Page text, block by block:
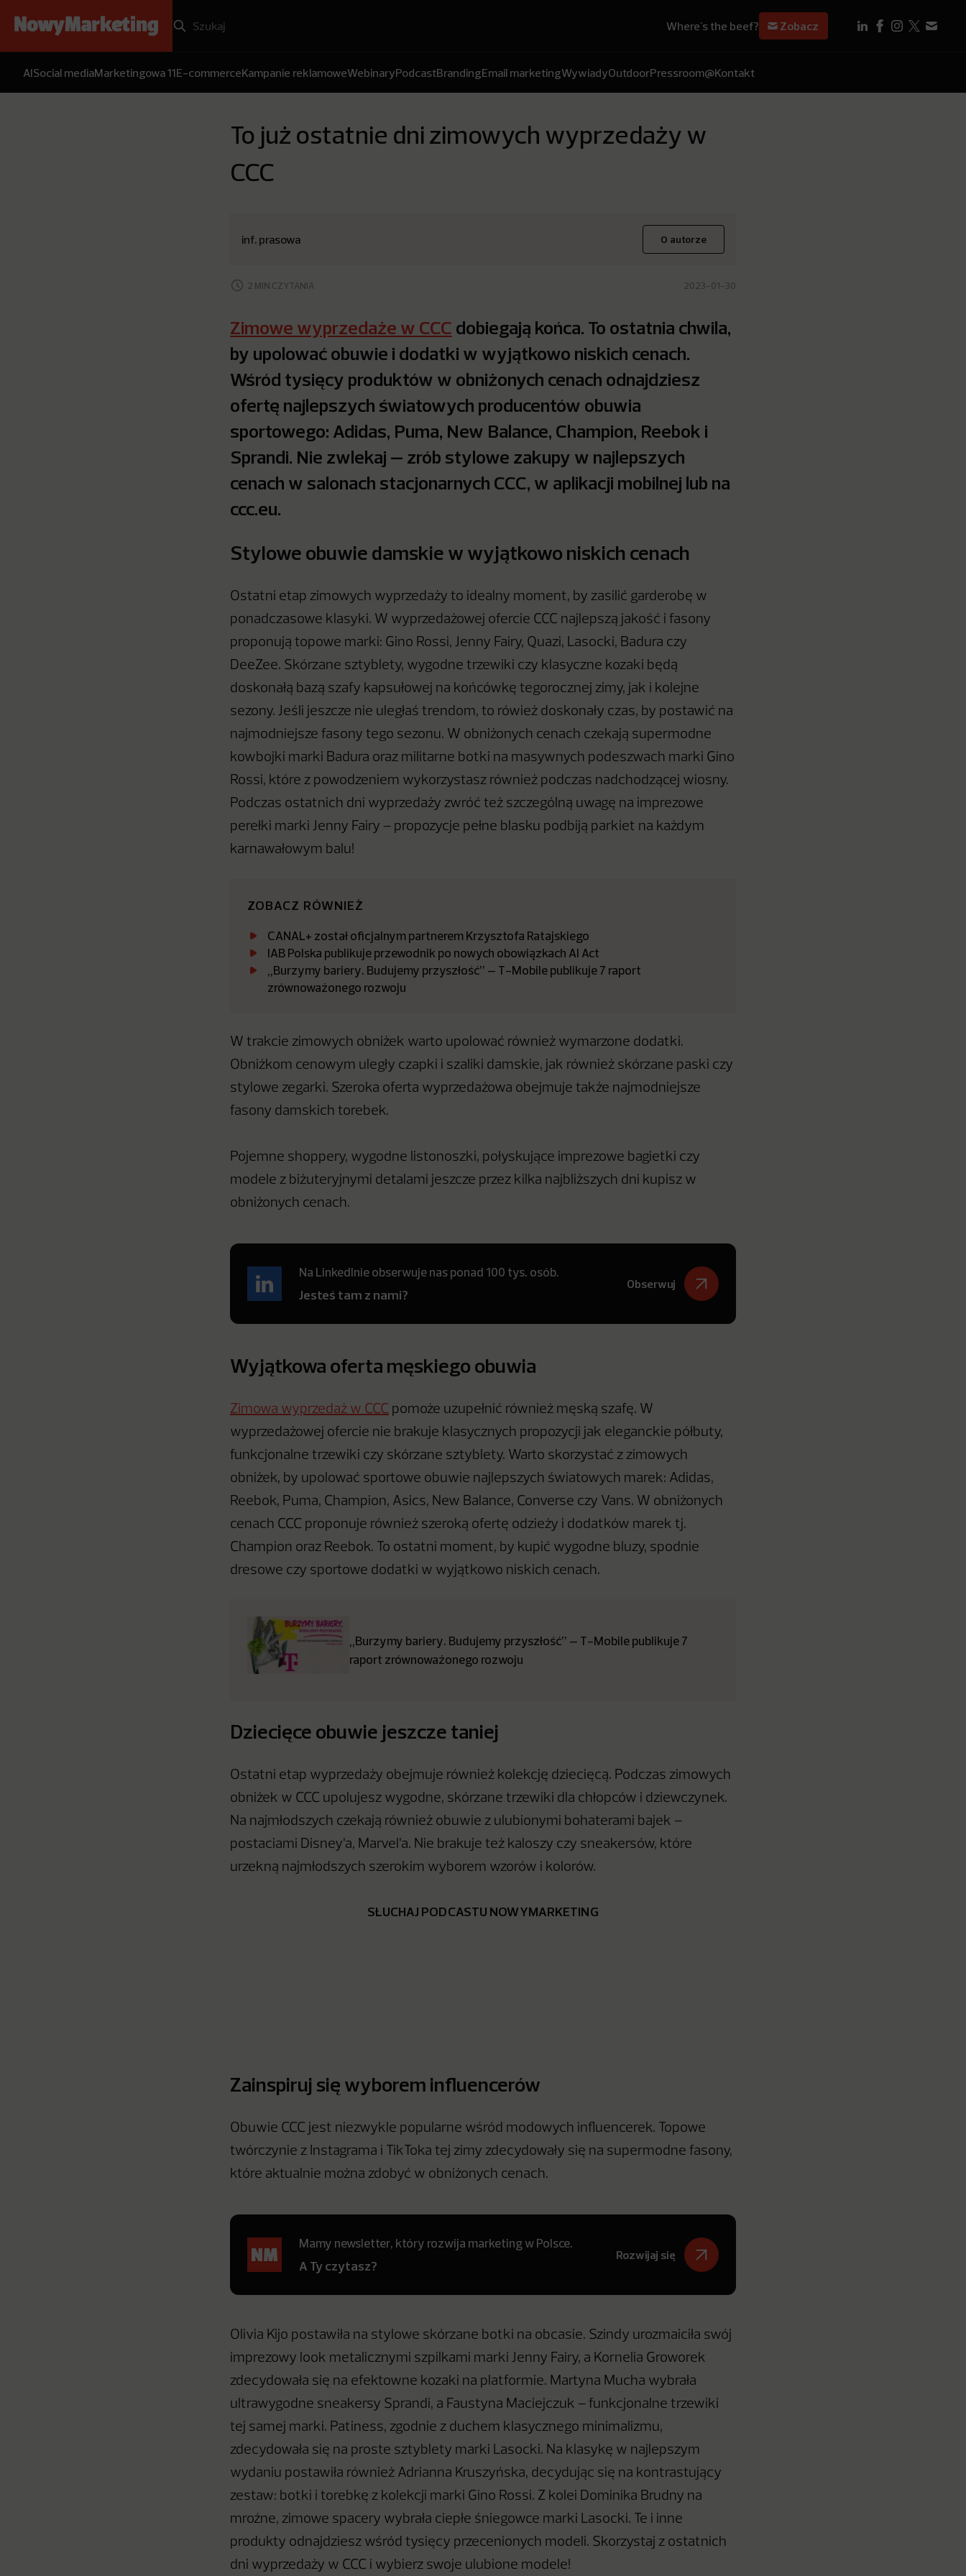
Where's the beef? Zobacz
AISocial mediaMarketingowa 11E-commerceKampanie reklamoweWebinaryPodcastBrandingEmail marketingWywiadyOutdoorPressroom@Kontakt
To już ostatnie dni zimowych wyprzedaży w
CCC
inf. prasowa O autorze
2 MIN CZYTANIA 2023-01-30
Zimowe wyprzedaże w CCC dobiegają końca. To ostatnia chwila,
by upolować obuwie i dodatki w wyjątkowo niskich cenach.
Wśród tysięcy produktów w obniżonych cenach odnajdziesz
ofertę najlepszych światowych producentów obuwia
sportowego: Adidas, Puma, New Balance, Champion, Reebok i
Sprandi. Nie zwlekaj – zrób stylowe zakupy w najlepszych
cenach w salonach stacjonarnych CCC, w aplikacji mobilnej lub na
ccc.eu.
Stylowe obuwie damskie w wyjątkowo niskich cenach
Ostatni etap zimowych wyprzedaży to idealny moment, by zasilić garderobę w
ponadczasowe klasyki. W wyprzedażowej ofercie CCC najlepszą jakość i fasony
proponują topowe marki: Gino Rossi, Jenny Fairy, Quazi, Lasocki, Badura czy
DeeZee. Skórzane sztyblety, wygodne trzewiki czy klasyczne kozaki będą
doskonałą bazą szafy kapsułowej na końcówkę tegorocznej zimy, jak i kolejne
sezony. Jeśli jeszcze nie uległaś trendom, to rówież doskonały czas, by postawić na
najmodniejsze fasony tego sezonu. W obniżonych cenach czekają supermodne
kowbojki marki Badura oraz militarne botki na masywnych podeszwach marki Gino
Rossi, które z powodzeniem wykorzystasz również podczas nadchodzącej wiosny.
Podczas ostatnich dni wyprzedaży zwróć też szczególną uwagę na imprezowe
perełki marki Jenny Fairy – propozycje pełne blasku podbiją parkiet na każdym
karnawałowym balu!
ZOBACZ RÓWNIEŻ
CANAL+ został oficjalnym partnerem Krzysztofa Ratajskiego
IAB Polska publikuje przewodnik po nowych obowiązkach AI Act
„Burzymy bariery. Budujemy przyszłość” – T-Mobile publikuje 7 raport
zrównoważonego rozwoju
W trakcie zimowych obniżek warto upolować również wymarzone dodatki.
Obniżkom cenowym uległy czapki i szaliki damskie, jak również skórzane paski czy
stylowe zegarki. Szeroka oferta wyprzedażowa obejmuje także najmodniejsze
fasony damskich torebek.
Pojemne shoppery, wygodne listonoszki, połyskujące imprezowe bagietki czy
modele z biżuteryjnymi detalami jeszcze przez kilka najbliższych dni kupisz w
obniżonych cenach.
Na LinkedInie obserwuje nas ponad 100 tys. osób.
Jesteś tam z nami?
Obserwuj
Wyjątkowa oferta męskiego obuwia
Zimowa wyprzedaż w CCC pomoże uzupełnić również męską szafę. W
wyprzedażowej ofercie nie brakuje klasycznych propozycji jak eleganckie półbuty,
funkcjonalne trzewiki czy skórzane sztyblety. Warto skorzystać z zimowych
obniżek, by upolować sportowe obuwie najlepszych światowych marek: Adidas,
Reebok, Puma, Champion, Asics, New Balance, Converse czy Vans. W obniżonych
cenach CCC proponuje również szeroką ofertę odzieży i dodatków marek tj.
Champion oraz Reebok. To ostatni moment, by kupić wygodne bluzy, spodnie
dresowe czy sportowe dodatki w wyjątkowo niskich cenach.
„Burzymy bariery. Budujemy przyszłość” – T-Mobile publikuje 7
raport zrównoważonego rozwoju
Dziecięce obuwie jeszcze taniej
Ostatni etap wyprzedaży obejmuje również kolekcję dziecięcą. Podczas zimowych
obniżek w CCC upolujesz wygodne, skórzane trzewiki dla chłopców i dziewczynek.
Na najmłodszych czekają również obuwie z ulubionymi bohaterami bajek –
postaciami Disney’a, Marvel’a. Nie brakuje też kaloszy czy sneakersów, które
urzekną najmłodszych szerokim wyborem wzorów i kolorów.
SŁUCHAJ PODCASTU NOWYMARKETING
Zainspiruj się wyborem influencerów
Obuwie CCC jest niezwykle popularne wśród modowych influencerek. Topowe
twórczynie z Instagrama i TikToka tej zimy zdecydowały się na supermodne fasony,
które aktualnie można zdobyć w obniżonych cenach.
Mamy newsletter, który rozwija marketing w Polsce.
A Ty czytasz?
Rozwijaj się
Olivia Kijo postawiła na stylowe skórzane botki na obcasie. Szindy urozmaiciła swój
imprezowy look metalicznymi szpilkami marki Jenny Fairy, a Kornelia Groworek
zdecydowała się na efektowne kozaki na platformie. Martyna Mucha wybrała
ultrawygodne sneakersy Sprandi, a Faustyna Maciejczuk – funkcjonalne trzewiki
tej samej marki. Patiness, zgodnie z duchem klasycznego minimalizmu,
zdecydowała się na proste sztyblety marki Lasocki. Na klasykę w najlepszym
wydaniu postawiła również Adrianna Kruszyńska, decydując się na kontrastujący
zestaw: botki i torebkę z kolekcji marki Gino Rossi. Z kolei Dominika Brudny na
mroźne, zimowe spacery wybrała ciepłe śniegowce marki Lasocki. Te i inne
produkty odnajdziesz wśród tysięcy przecenionych modeli. Skorzystaj z ostatnich
dni wyprzedaży w CCC i wybierz swoje ulubione modele!